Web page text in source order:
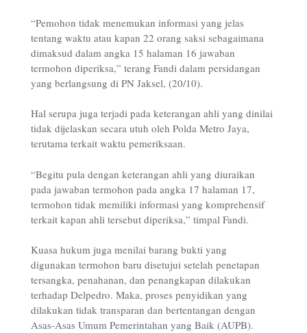
“Pemohon tidak menemukan informasi yang jelas
tentang waktu atau kapan 22 orang saksi sebagaimana
dimaksud dalam angka 15 halaman 16 jawaban
termohon diperiksa,” terang Fandi dalam persidangan
yang berlangsung di PN Jaksel, (20/10).
Hal serupa juga terjadi pada keterangan ahli yang dinilai
tidak dijelaskan secara utuh oleh Polda Metro Jaya,
terutama terkait waktu pemeriksaan.
“Begitu pula dengan keterangan ahli yang diuraikan
pada jawaban termohon pada angka 17 halaman 17,
termohon tidak memiliki informasi yang komprehensif
terkait kapan ahli tersebut diperiksa,” timpal Fandi.
Kuasa hukum juga menilai barang bukti yang
digunakan termohon baru disetujui setelah penetapan
tersangka, penahanan, dan penangkapan dilakukan
terhadap Delpedro. Maka, proses penyidikan yang
dilakukan tidak transparan dan bertentangan dengan
Asas-Asas Umum Pemerintahan yang Baik (AUPB).